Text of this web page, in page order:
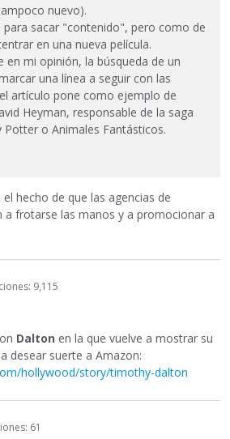
nuevo).
para sacar "contenido", pero como de
en una nueva película.
en mi opinión, la búsqueda de un
una línea a seguir con las
artículo pone como ejemplo de
Heyman, responsable de la saga
Potter o Animales Fantásticos.
hecho de que las agencias de
a frotarse las manos y a promocionar a
9,115
Dalton en la que vuelve a mostrar su
desear suerte a Amazon:
hollywood/story/timothy-dalton
61